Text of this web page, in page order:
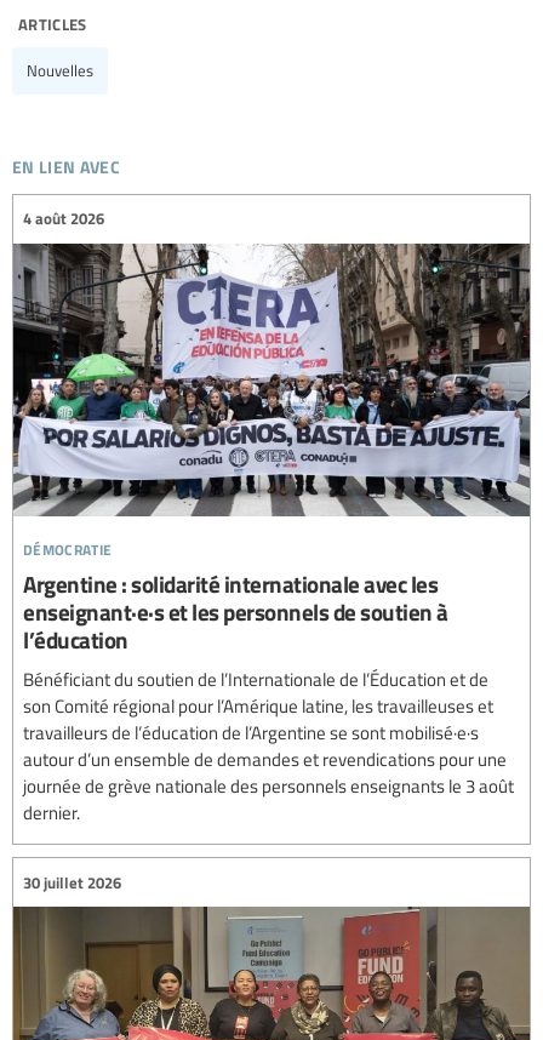
articles
Nouvelles
en lien avec
démocratie
4 août 2026
Argentine : solidarité internationale avec les
enseignant·e·s et les personnels de soutien à
l’éducation
Bénéficiant du soutien de l’Internationale de l’Éducation et de
son Comité régional pour l’Amérique latine, les travailleuses et
travailleurs de l’éducation de l’Argentine se sont mobilisé·e·s
autour d’un ensemble de demandes et revendications pour une
journée de grève nationale des personnels enseignants le 3 août
dernier.
30 juillet 2026